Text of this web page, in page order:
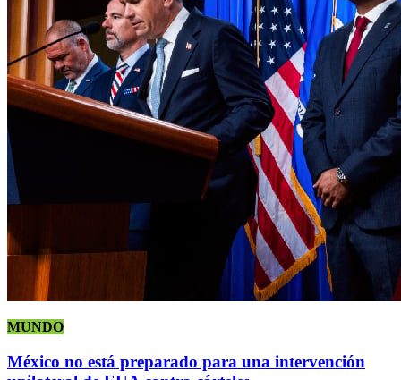
MUNDO
México no está preparado para una intervención